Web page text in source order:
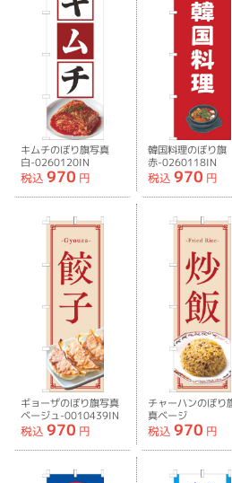
キムチのぼり旗写真
白-0260120IN
税込 970 円
韓国料理のぼり旗
赤-0260118IN
税込 970 円
ギョーザのぼり旗写真
ベージュ-0010439IN
税込 970 円
チャーハンのぼり
真ベージ
ュ-0010440IN
税込 970 円